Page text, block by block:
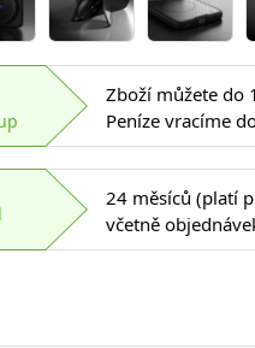
Zboží můžete do
Peníze vracíme
24 měsíců (platí
včetně